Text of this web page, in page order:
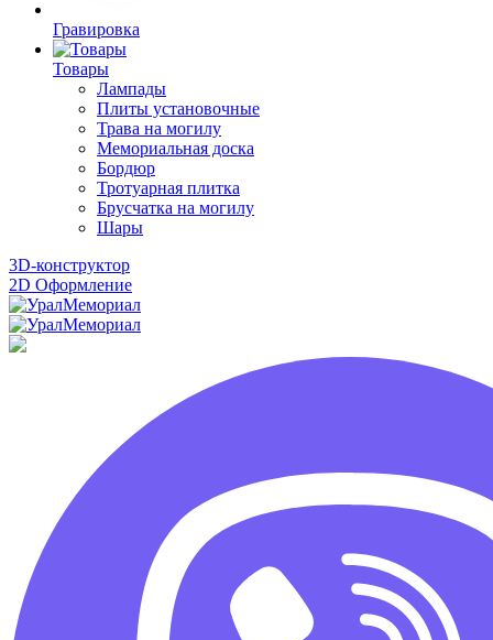
Гравировка
Товары
Лампады
Плиты установочные
Трава на могилу
Мемориальная доска
Бордюр
Тротуарная плитка
Брусчатка на могилу
Шары
3D-конструктор
2D Оформление